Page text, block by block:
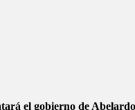
el gobierno de